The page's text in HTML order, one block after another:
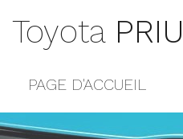
Toyota
PAGE D'ACCUEIL
POPULAIRE